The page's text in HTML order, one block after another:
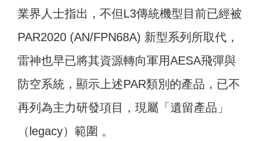
業界人士指出，不但L3傳統機型目前已經被
PAR2020 (AN/FPN68A) 新型系列所取代，
雷神也早已將其資源轉向軍用AESA飛彈與
防空系統，顯示上述PAR類別的產品，已不
再列為主力研發項目，現屬「遺留產品」
（legacy）範圍 。